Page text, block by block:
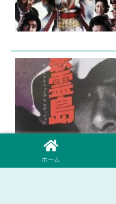
ホーム